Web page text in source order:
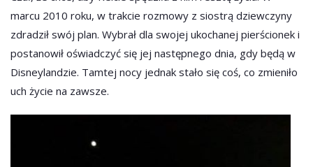
marcu 2010 roku, w trakcie rozmowy z siostrą dziewczyny
zdradził swój plan. Wybrał dla swojej ukochanej pierścionek i
postanowił oświadczyć się jej następnego dnia, gdy będą w
Disneylandzie. Tamtej nocy jednak stało się coś, co zmieniło
uch życie na zawsze.